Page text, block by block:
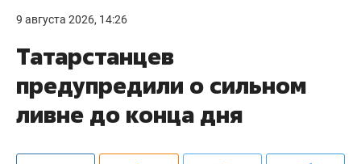
9 августа 2026, 14:26
Татарстанцев
предупредили о сильном
ливне до конца дня